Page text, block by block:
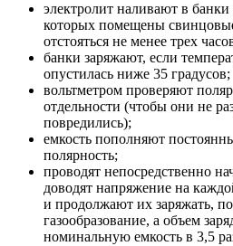
электролит наливают в
которых помещены
отстояться не менее трех
банки заряжают, если
опустилась ниже 35 градусов;
вольтметром проверяют
отдельности (чтобы они не
повредились);
емкость пополняют
полярность;
проводят непосредственно
доводят напряжение на
и продолжают их заряжать,
газообразование, а объем
номинальную емкость в 3,5